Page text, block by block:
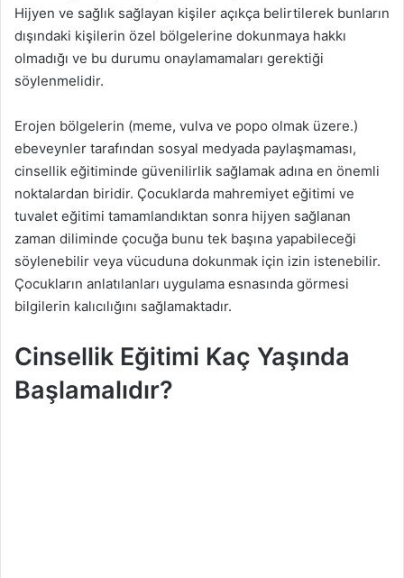
Hijyen ve sağlık sağlayan kişiler açıkça belirtilerek bunların
dışındaki kişilerin özel bölgelerine dokunmaya hakkı
olmadığı ve bu durumu onaylamamaları gerektiği
söylenmelidir.
Erojen bölgelerin (meme, vulva ve popo olmak üzere.)
ebeveynler tarafından sosyal medyada paylaşmaması,
cinsellik eğitiminde güvenilirlik sağlamak adına en önemli
noktalardan biridir. Çocuklarda mahremiyet eğitimi ve
tuvalet eğitimi tamamlandıktan sonra hijyen sağlanan
zaman diliminde çocuğa bunu tek başına yapabileceği
söylenebilir veya vücuduna dokunmak için izin istenebilir.
Çocukların anlatılanları uygulama esnasında görmesi
bilgilerin kalıcılığını sağlamaktadır.
Cinsellik Eğitimi Kaç Yaşında
Başlamalıdır?